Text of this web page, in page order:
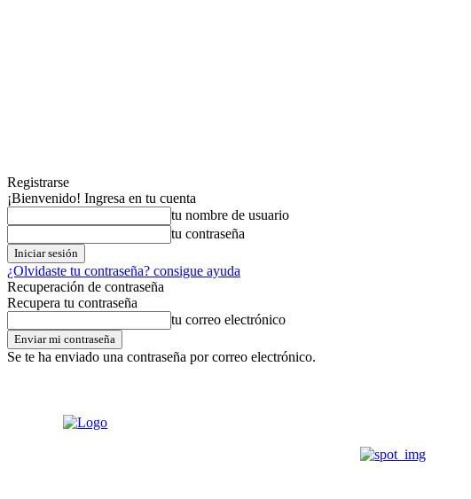
Registrarse
¡Bienvenido! Ingresa en tu cuenta
tu nombre de usuario
tu contraseña
¿Olvidaste tu contraseña? consigue ayuda
Recuperación de contraseña
Recupera tu contraseña
tu correo electrónico
Se te ha enviado una contraseña por correo electrónico.